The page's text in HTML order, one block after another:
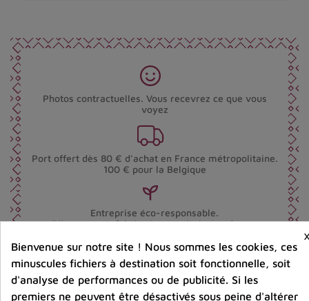
Photos contractuelles. Vous recevrez ce que vous
voyez
Port offert dès 80 € d’achat en France métropolitaine.
100 € pour la Belgique
Entreprise éco-responsable.
Bijoux argent fabriqués sans émission de gaz
Partager :
Bienvenue sur notre site ! Nous sommes les cookies, ces
minuscules fichiers à destination soit fonctionnelle, soit
d'analyse de performances ou de publicité. Si les
premiers ne peuvent être désactivés sous peine d'altérer